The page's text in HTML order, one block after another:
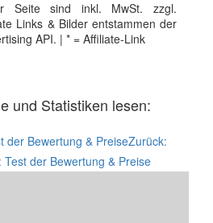
Seite sind inkl. MwSt. zzgl.
Links & Bilder entstammen der
API. | * = Affiliate-Link
und Statistiken lesen:
der Bewertung & PreiseZurück:
der Bewertung & Preise